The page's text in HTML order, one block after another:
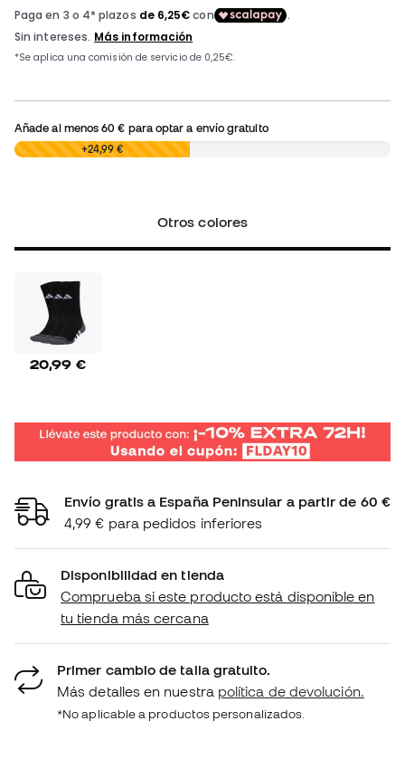
Añade al menos60 € para optar a envío gratuito
0,00 € +24,99 €
Otros colores
20,99 €
Envío gratis a España Peninsular a partir de 60 €
4,99 € para pedidos inferiores
Disponibilidad en tienda
Comprueba si este producto está disponible en
tu tienda más cercana
Primer cambio de talla gratuito.
Más detalles en nuestra política de devolución.
*No aplicable a productos personalizados.